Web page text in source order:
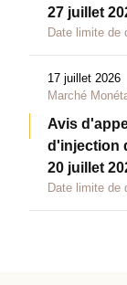
27 juillet
Date limite de
17 juillet 2026
Marché
Avis
d'injection
20 juillet
Date limite de